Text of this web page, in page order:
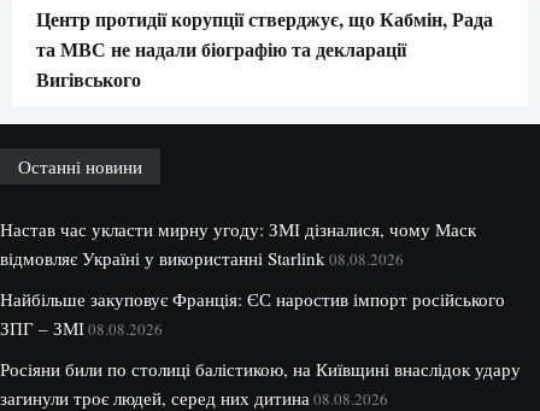
Центр протидії корупції стверджує, що Кабмін, Рада
та МВС не надали біографію та декларації
Вигівського
Останні новини
Настав час укласти мирну угоду: ЗМІ дізналися, чому Маск
відмовляє Україні у використанні Starlink 08.08.2026
Найбільше закуповує Франція: ЄС наростив імпорт російського
ЗПГ – ЗМІ08.08.2026
Росіяни били по столиці балістикою, на Київщині внаслідок удару
загинули троє людей, серед них дитина 08.08.2026